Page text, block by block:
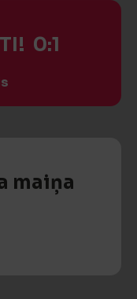
0:1
maiņa